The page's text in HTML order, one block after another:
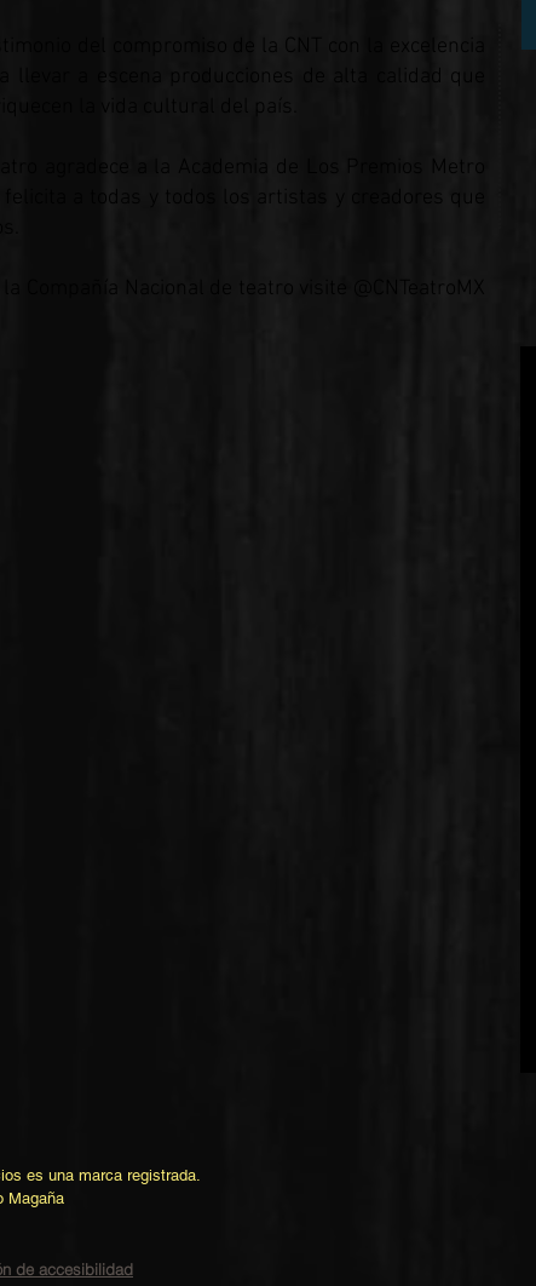
del compromiso de la CNT con la excelencia
llevar a escena producciones de alta calidad que
agradece a la Academia de Los Premios Metro
a todas y todos los artistas y creadores que
Compañía Nacional de teatro visite @CNTeatroMX
es una marca registrada.
Magaña
de accesibilidad